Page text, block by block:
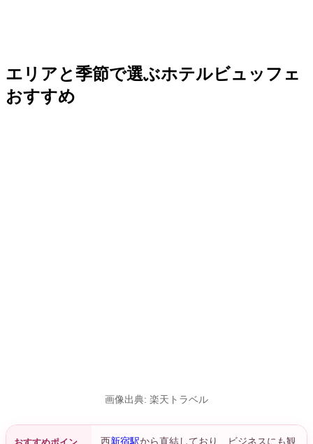
エリアと季節で選ぶホテルビュッフェ
おすすめ
画像出典: 楽天トラベル
西新宿駅から直結しており、ビジネスにも観